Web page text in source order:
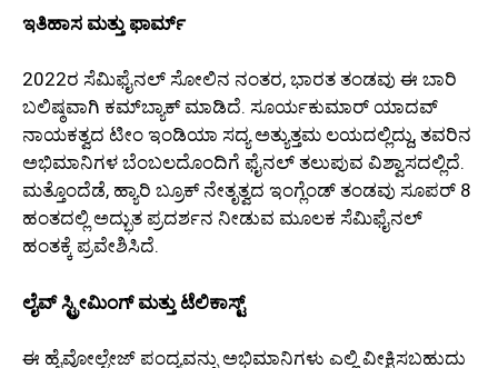
ಇತಿಹಾಸ ಮತ್ತು ಫಾರ್ಮ್
2022ರ ಸೆಮಿಫೈನಲ್ ಸೋಲಿನ ನಂತರ, ಭಾರತ ತಂಡವು ಈ ಬಾರಿ
ಬಲಿಷ್ಠವಾಗಿ ಕಮ್‌ಬ್ಯಾಕ್ ಮಾಡಿದೆ. ಸೂರ್ಯಕುಮಾರ್ ಯಾದವ್
ನಾಯಕತ್ವದ ಟೀಂ ಇಂಡಿಯಾ ಸದ್ಯ ಅತ್ಯುತ್ತಮ ಲಯದಲ್ಲಿದ್ದು, ತವರಿನ
ಅಭಿಮಾನಿಗಳ ಬೆಂಬಲದೊಂದಿಗೆ ಫೈನಲ್ ತಲುಪುವ ವಿಶ್ವಾಸದಲ್ಲಿದೆ.
ಮತ್ತೊಂದೆಡೆ, ಹ್ಯಾರಿ ಬ್ರೂಕ್ ನೇತೃತ್ವದ ಇಂಗ್ಲೆಂಡ್ ತಂಡವು ಸೂಪರ್ 8
ಹಂತದಲ್ಲಿ ಅದ್ಭುತ ಪ್ರದರ್ಶನ ನೀಡುವ ಮೂಲಕ ಸೆಮಿಫೈನಲ್
ಹಂತಕ್ಕೆ ಪ್ರವೇಶಿಸಿದೆ.
ಲೈವ್ ಸ್ಟ್ರೀಮಿಂಗ್ ಮತ್ತು ಟೆಲಿಕಾಸ್ಟ್
ಈ ಹೈವೋಲ್ಟೇಜ್ ಪಂದ್ಯವನ್ನು ಅಭಿಮಾನಿಗಳು ಎಲ್ಲಿ ವೀಕ್ಷಿಸಬಹುದು